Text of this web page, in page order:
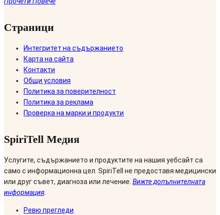
Страници
Интегритет на съдържанието
Карта на сайта
Контакти
Общи условия
Политика за поверителност
Политика за реклама
Проверка на марки и продукти
SpiriTell Медия
Услугите, съдържанието и продуктите на нашия уебсайт са
само с информационна цел. SpiriTell не предоставя медицински
или друг съвет, диагноза или лечение. Вижте допълнителната
информация.
Ревю прегледи